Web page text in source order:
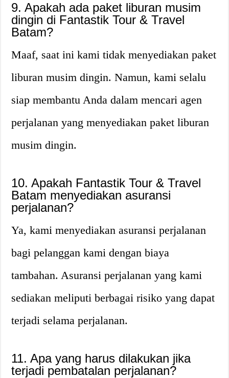
9. Apakah ada paket liburan musim
dingin di Fantastik Tour & Travel
Batam?
Maaf, saat ini kami tidak menyediakan paket
liburan musim dingin. Namun, kami selalu
siap membantu Anda dalam mencari agen
perjalanan yang menyediakan paket liburan
musim dingin.
10. Apakah Fantastik Tour & Travel
Batam menyediakan asuransi
perjalanan?
Ya, kami menyediakan asuransi perjalanan
bagi pelanggan kami dengan biaya
tambahan. Asuransi perjalanan yang kami
sediakan meliputi berbagai risiko yang dapat
terjadi selama perjalanan.
11. Apa yang harus dilakukan jika
terjadi pembatalan perjalanan?